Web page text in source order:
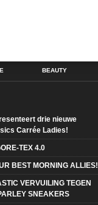
BEAUTY
drie nieuwe
Carrée Ladies!
TEX 4.0
BEST MORNING ALLIES!
VERVUILING TEGEN
SNEAKERS